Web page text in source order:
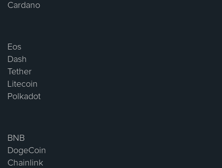
Cardano
Eos
Dash
Tether
Litecoin
Polkadot
BNB
DogeCoin
Chainlink